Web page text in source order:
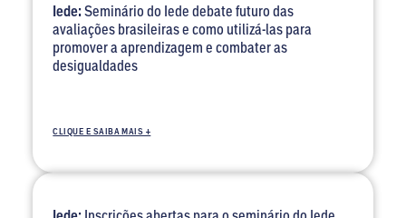
Iede:Seminário do Iede debate futuro das
avaliações brasileiras e como utilizá-las para
promover a aprendizagem e combater as
desigualdades
CLIQUE E SAIBA MAIS +